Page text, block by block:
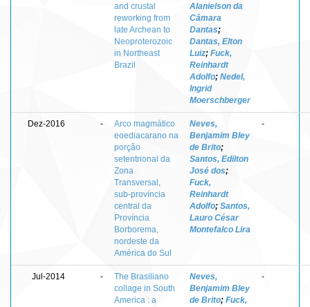
and crustal
reworking from
late Archean to
Neoproterozoic
in Northeast
Brazil
Alanielson da
Câmara
Dantas;
Dantas, Elton
Luiz; Fuck,
Reinhardt
Adolfo; Nedel,
Ingrid
Moerschberger
Dez-2016 -
Arco magmático
eoediacarano na
porção
setentrional da
Zona
Transversal,
sub-província
central da
Província
Borborema,
nordeste da
América do Sul
Neves,
Benjamim Bley
de Brito;
Santos, Edilton
José dos;
Fuck,
Reinhardt
Adolfo; Santos,
Lauro César
Montefalco Lira
-
Jul-2014 -
The Brasiliano
collage in South
America : a
Neves,
Benjamim Bley
de Brito; Fuck,
-